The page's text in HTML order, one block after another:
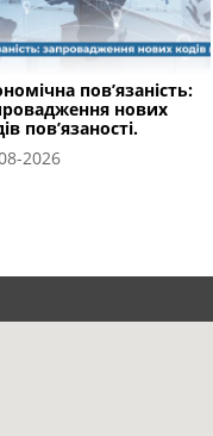
пов’язаність:
нових
пов’язаності.
2026